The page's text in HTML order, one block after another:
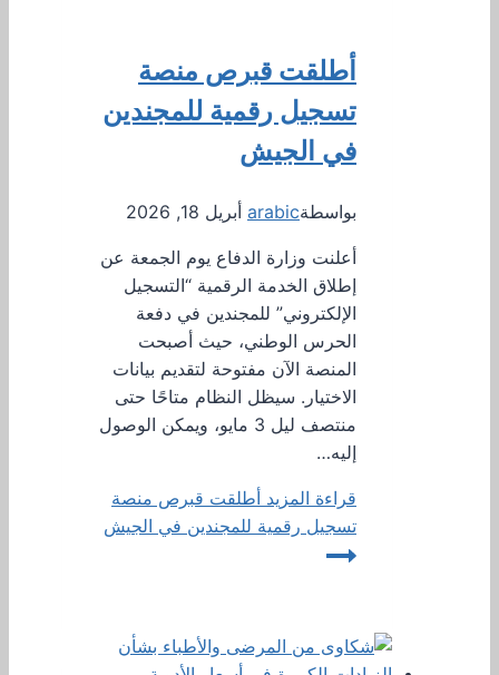
أطلقت قبرص منصة
تسجيل رقمية للمجندين
في الجيش
بواسطةarabic أبريل 18, 2026
أعلنت وزارة الدفاع يوم الجمعة عن
إطلاق الخدمة الرقمية “التسجيل
الإلكتروني” للمجندين في دفعة
الحرس الوطني، حيث أصبحت
المنصة الآن مفتوحة لتقديم بيانات
الاختيار. سيظل النظام متاحًا حتى
منتصف ليل 3 مايو، ويمكن الوصول
إليه…
قراءة المزيد أطلقت قبرص منصة
تسجيل رقمية للمجندين في الجيش